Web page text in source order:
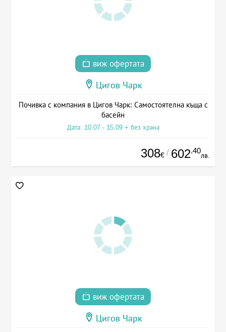
виж офертата
Цигов Чарк
Почивка с компания в Цигов Чарк: Самостоятелна къща с
басейн
Дата: 10.07 - 15.09 + без храна
308€ / 602.40
лв.
виж офертата
Цигов Чарк